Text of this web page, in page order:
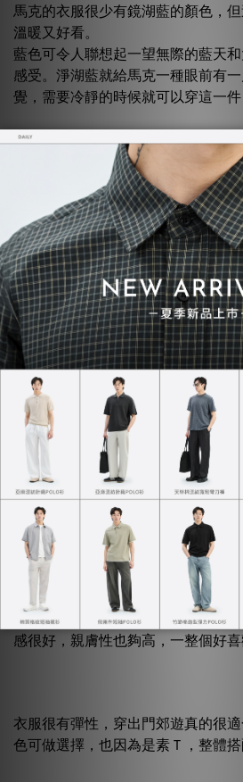
馬克的衣服很少有鏡湖藍的顏色，
溫暖又好看。
藍色可令人聯想起一望無際的藍天
感受。淨湖藍就給馬克一種眼前有
覺，需要冷靜的時候就可以穿這一件
淨湖藍的重磅Ｔ恤，這件長袖穿起
有10.9oz的特別布料，厚磅就特別
寒冷的冬天穿起來真的很棒，但馬
身形練得更好，新年新希望。
短袖的橄欖綠Ｔ恤，合身適中版型
說這款Ｔ恤真的很好看，尤其是顏
被JERSCY的廣告給燒到，尤其是
貨，好想要再手滑一波～
重磅羅紋的領口，因為耐穿耐洗，
然很多衣服常常穿到最後都洗到領
有夠高！
因為選用美國棉Cotton USA雙股紗
備，馬克只能說你穿了就懂了。衣
感很好，親膚性也夠高，一整個好喜
衣服很有彈性，穿出門郊遊真的很
色可做選擇，也因為是素Ｔ，整體搭